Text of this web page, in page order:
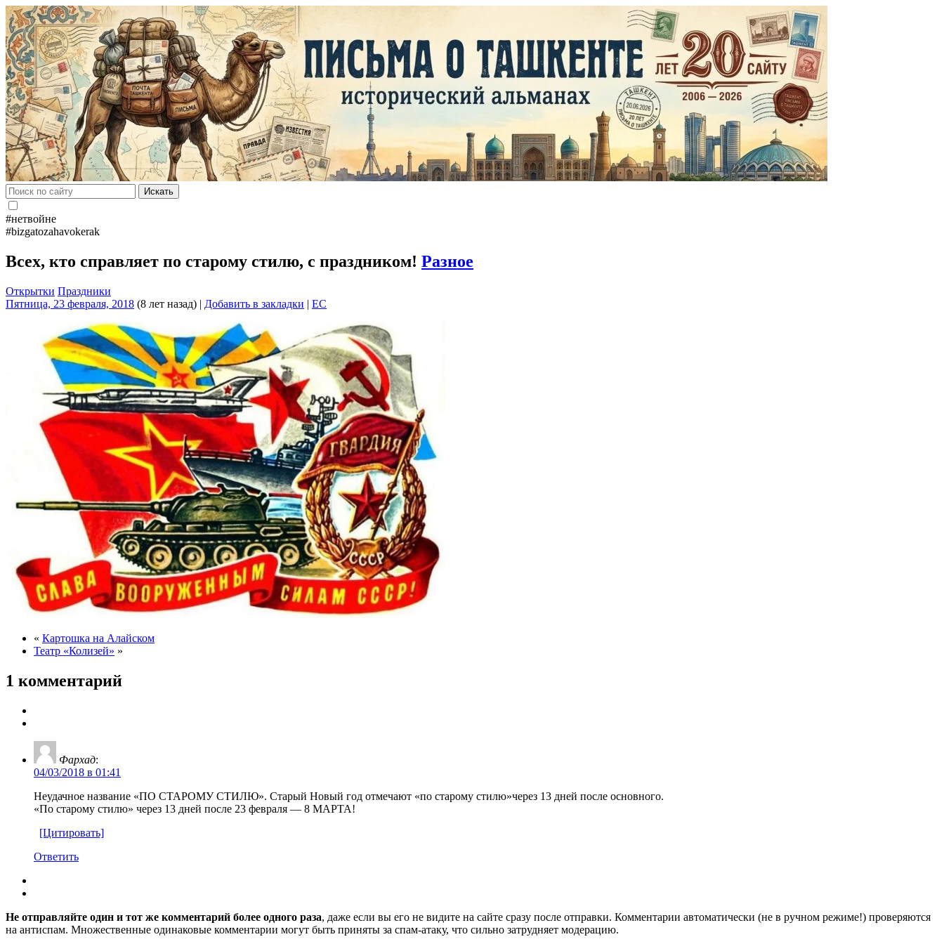
Искать
#нетвойне
#bizgatozahavokerak
Всех, кто справляет по старому стилю, с праздником! Разное
Открытки Праздники
Пятница, 23 февраля, 2018 (8 лет назад) | Добавить в закладки | EC
« Картошка на Алайском
Театр «Колизей» »
1 комментарий
Фархад:
04/03/2018 в 01:41
Неудачное название «ПО СТАРОМУ СТИЛЮ». Старый Новый год отмечают «по старому стилю»через 13 дней после основного.
«По старому стилю» через 13 дней после 23 февраля — 8 МАРТА!
[Цитировать]
Ответить
Не отправляйте один и тот же комментарий более одного раза, даже если вы его не видите на сайте сразу после отправки. Комментарии автоматически (не в ручном режиме!) проверяются
на антиспам. Множественные одинаковые комментарии могут быть приняты за спам-атаку, что сильно затрудняет модерацию.